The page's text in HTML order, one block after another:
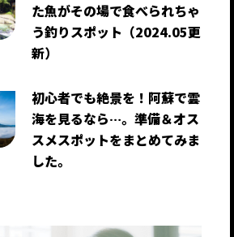
た魚がその場で食べられちゃ
う釣りスポット（2024.05更
新）
初心者でも絶景を！阿蘇で雲
海を見るなら…。準備＆オス
スメスポットをまとめてみま
した。